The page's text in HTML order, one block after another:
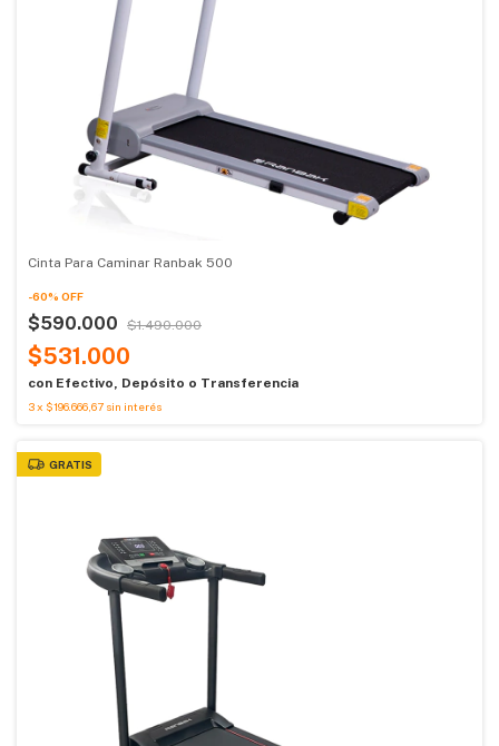
Cinta Para Caminar Ranbak 500
-60% OFF
$590.000 $1.490.000
$531.000
con Efectivo, Depósito o Transferencia
3x $196.666,67 sin interés
GRATIS